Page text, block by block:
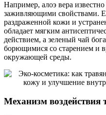
Например, алоэ вера
заживляющими свойствами.
раздраженной кожи и
обладает мягким
действием, а зеленый чай
борющимися со старением и
окружающей среды.
Механизм воздействия